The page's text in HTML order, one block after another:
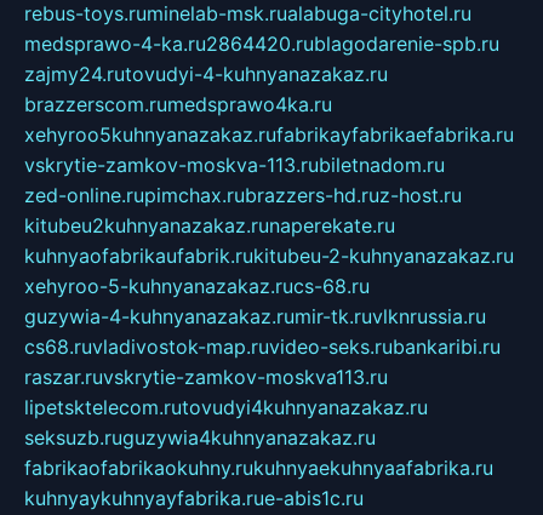
rebus-toys.ruminelab-msk.rualabuga-cityhotel.ru
medsprawo-4-ka.ru2864420.rublagodarenie-spb.ru
zajmy24.rutovudyi-4-kuhnyanazakaz.ru
brazzerscom.rumedsprawo4ka.ru
xehyroo5kuhnyanazakaz.rufabrikayfabrikaefabrika.ru
vskrytie-zamkov-moskva-113.rubiletnadom.ru
zed-online.rupimchax.rubrazzers-hd.ruz-host.ru
kitubeu2kuhnyanazakaz.runaperekate.ru
kuhnyaofabrikaufabrik.rukitubeu-2-kuhnyanazakaz.ru
xehyroo-5-kuhnyanazakaz.rucs-68.ru
guzywia-4-kuhnyanazakaz.rumir-tk.ruvlknrussia.ru
cs68.ruvladivostok-map.ruvideo-seks.rubankaribi.ru
raszar.ruvskrytie-zamkov-moskva113.ru
lipetsktelecom.rutovudyi4kuhnyanazakaz.ru
seksuzb.ruguzywia4kuhnyanazakaz.ru
fabrikaofabrikaokuhny.rukuhnyaekuhnyaafabrika.ru
kuhnyaykuhnyayfabrika.rue-abis1c.ru